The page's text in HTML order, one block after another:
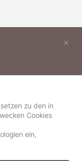
zu den in
Cookies
ein,
×